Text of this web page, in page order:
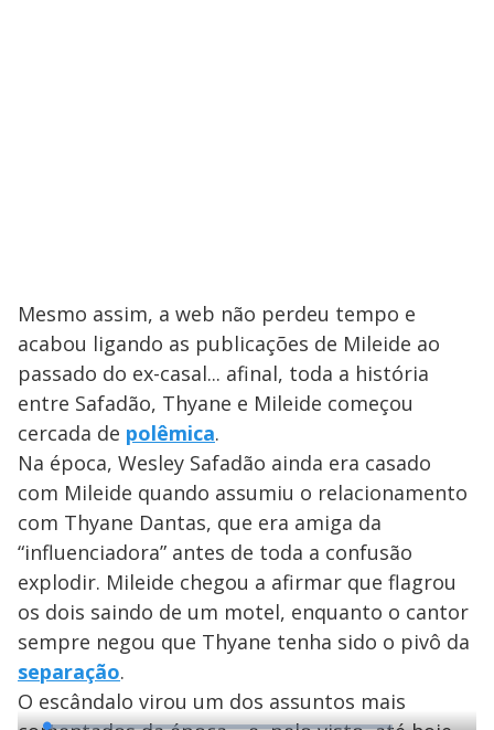
Mesmo assim, a web não perdeu tempo e
acabou ligando as publicações de Mileide ao
passado do ex-casal... afinal, toda a história
entre Safadão, Thyane e Mileide começou
cercada de polêmica.
Na época, Wesley Safadão ainda era casado
com Mileide quando assumiu o relacionamento
com Thyane Dantas, que era amiga da
“influenciadora” antes de toda a confusão
explodir. Mileide chegou a afirmar que flagrou
os dois saindo de um motel, enquanto o cantor
sempre negou que Thyane tenha sido o pivô da
separação.
O escândalo virou um dos assuntos mais